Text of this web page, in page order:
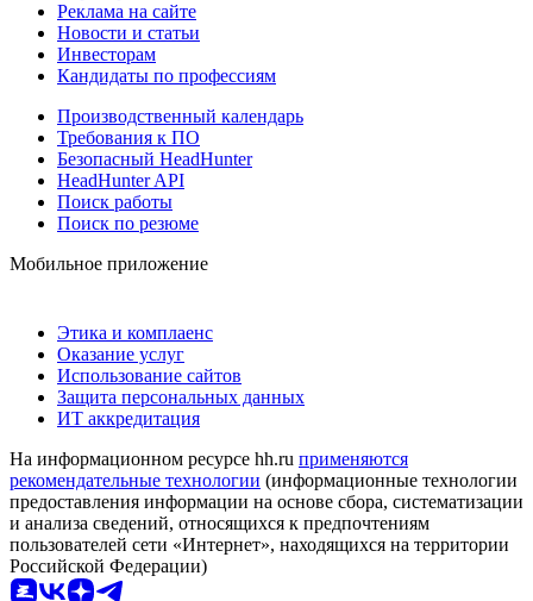
Реклама на сайте
Новости и статьи
Инвесторам
Кандидаты по профессиям
Производственный календарь
Требования к ПО
Безопасный HeadHunter
HeadHunter API
Поиск работы
Поиск по резюме
Мобильное приложение
Этика и комплаенс
Оказание услуг
Использование сайтов
Защита персональных данных
ИТ аккредитация
На информационном ресурсе hh.ru применяются
рекомендательные технологии (информационные технологии
предоставления информации на основе сбора, систематизации
и анализа сведений, относящихся к предпочтениям
пользователей сети «Интернет», находящихся на территории
Российской Федерации)